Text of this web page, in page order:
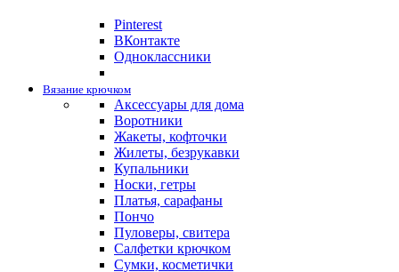
Pinterest
ВКонтакте
Одноклассники
Вязание крючком
Аксессуары для дома
Воротники
Жакеты, кофточки
Жилеты, безрукавки
Купальники
Носки, гетры
Платья, сарафаны
Пончо
Пуловеры, свитера
Салфетки крючком
Сумки, косметички